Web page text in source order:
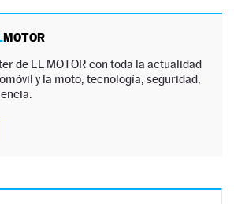
MOTOR
de EL MOTOR con toda la actualidad
y la moto, tecnología, seguridad,